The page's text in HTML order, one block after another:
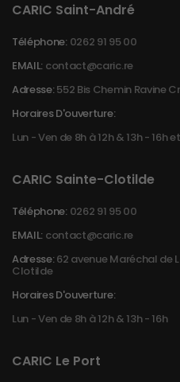
CARIC Saint-André
Téléphone: 0262 91 95 00
EMAIL: contact@caric.re
Adresse:552 Bis Chemin Ravine
Horaires D'ouverture:
Lun - Ven de 8h à 12h & 13h - 16h
CARIC Sainte-Clotilde
Téléphone: 0262 91 95 00
EMAIL: contact@caric.re
Adresse:62 avenue Maréchal de
Clotilde
Horaires D'ouverture:
Lun - Ven de 8h à 12h & 13h - 16h
CARIC Le Port